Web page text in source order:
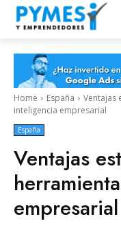
Home España
Ventajas
inteligencia empresarial
España
Ventajas
empresarial